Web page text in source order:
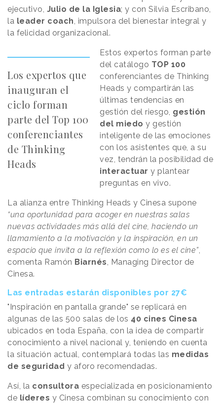
ejecutivo, Julio de la Iglesia; y con Silvia Escribano,
la leader coach, impulsora del bienestar integral y
la felicidad organizacional.
Los expertos que
inauguran el
ciclo forman
parte del Top 100
conferenciantes
de Thinking
Heads
Estos expertos forman parte
del catálogo TOP 100
conferenciantes de Thinking
Heads y compartirán las
últimas tendencias en
gestión del riesgo, gestión
del miedo y gestión
inteligente de las emociones
con los asistentes que, a su
vez, tendrán la posibilidad de
interactuary plantear
preguntas en vivo.
La alianza entre Thinking Heads y Cinesa supone
“una oportunidad para acoger en nuestras salas
nuevas actividades más allá del cine, haciendo un
llamamiento a la motivación y la inspiración, en un
espacio que invita a la reflexión como lo es el cine”,
comenta Ramón Biarnés, Managing Director de
Cinesa.
Las entradas estarán disponibles por 27€
"Inspiración en pantalla grande" se replicará en
algunas de las 500 salas de los 40 cines Cinesa
ubicados en toda España, con la idea de compartir
conocimiento a nivel nacional y, teniendo en cuenta
la situación actual, contemplará todas las medidas
de seguridad y aforo recomendadas.
Así, la consultora especializada en posicionamiento
de líderes y Cinesa combinan su conocimiento con